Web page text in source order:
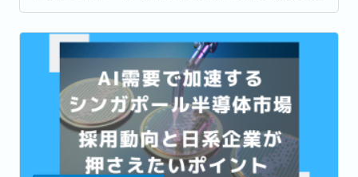
しれません。 一方で、実際に暮らし始めると、「朝食」は毎日の生